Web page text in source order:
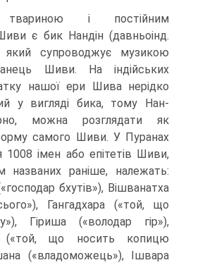
твариною і постійним
є бик Нандін (давньоінд.
який супроводжує музикою
Шиви. На індійських
нашої ери Шива нерідко
у вигляді бика, тому Нан-
можна розглядати як
самого Шиви. У Пуранах
1008 імен або епітетів Шиви,
названих раніше, належать:
бхутів»), Вішванатха
Гангадхара («той, що
Гіриша («володар гір»),
(«той, що носить копицю
(«владоможець»), Ішвара